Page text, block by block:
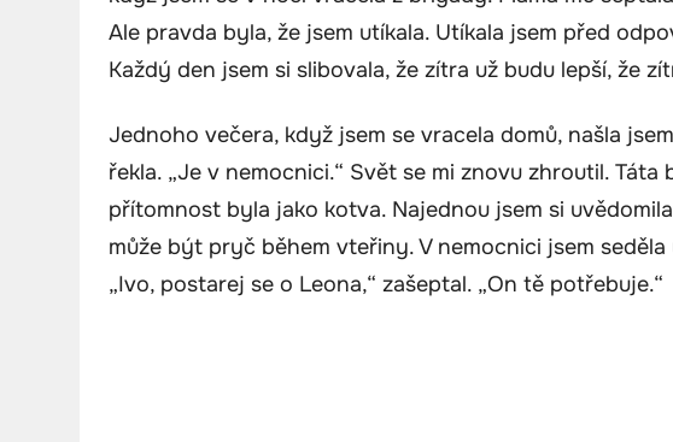
Ale pravda byla, že jsem utíkala. Utíkala jsem před
Každý den jsem si slibovala, že zítra už budu lepší, že
Jednoho večera, když jsem se vracela domů, našla
řekla. „Je v nemocnici.“ Svět se mi znovu zhroutil.
přítomnost byla jako kotva. Najednou jsem si
může být pryč během vteřiny. V nemocnici jsem
„Ivo, postarej se o Leona,“ zašeptal. „On tě potřebuje.“